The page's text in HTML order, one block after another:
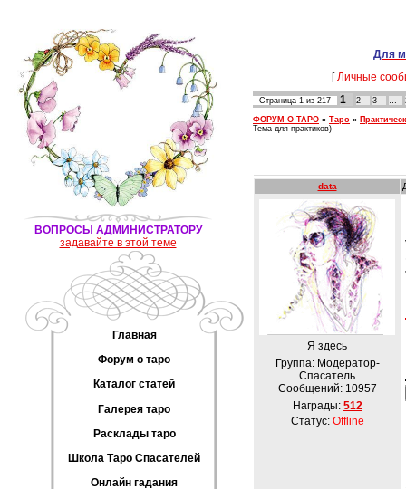
ВОПРОСЫ АДМИНИСТРАТОРУ
задавайте в этой теме
Главная
Форум о таро
Каталог статей
Галерея таро
Расклады таро
Школа Таро Спасателей
Онлайн гадания
Для
[ Личные
Страница 1 из 217 1 2 3 …
ФОРУМ О ТАРО » Таро »
Тема для практиков)
data
Я здесь
Группа: Модератор-
Спасатель
Сообщений: 10957
Награды: 512
Статус: Offline